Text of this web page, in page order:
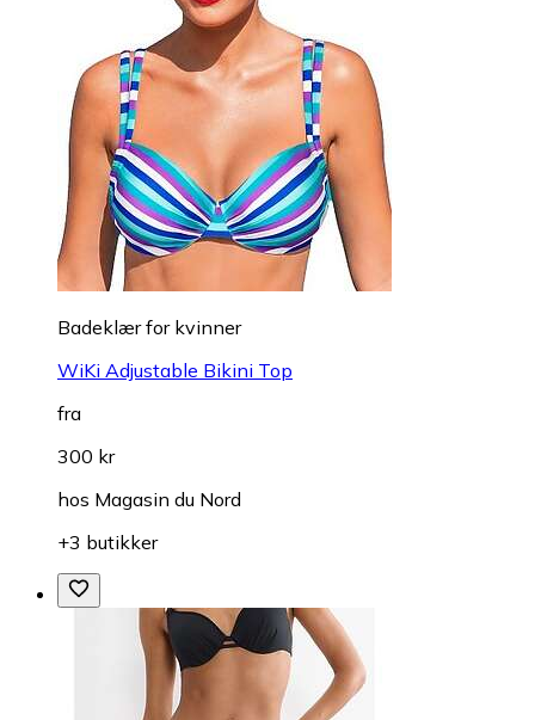
Badeklær for kvinner
WiKi Adjustable Bikini Top
fra
300 kr
hos Magasin du Nord
+3 butikker